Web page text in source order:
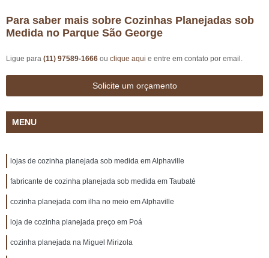
Para saber mais sobre Cozinhas Planejadas sob
Medida no Parque São George
Ligue para (11) 97589-1666 ou clique aqui e entre em contato por email.
Solicite um orçamento
MENU
lojas de cozinha planejada sob medida em Alphaville
fabricante de cozinha planejada sob medida em Taubaté
cozinha planejada com ilha no meio em Alphaville
loja de cozinha planejada preço em Poá
cozinha planejada na Miguel Mirizola